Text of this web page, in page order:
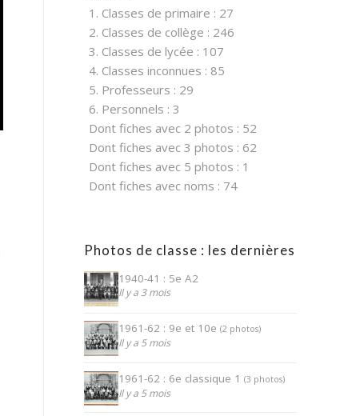
1. Classes de primaire : 27
2. Classes de collège : 246
3. Classes de lycée : 107
4. Classes inconnues : 85
5. Professeurs : 29
6. Personnels : 3
Dont fiches avec 2 photos : 52
Dont fiches avec 3 photos : 62
Dont fiches avec 5 photos : 1
Dont fiches avec noms : 74
Photos de classe : les dernières
1940-41 : 5e A2
Il y a 3 mois
1961-62 : 9e et 10e(2 photos)
Il y a 5 mois
1961-62 : 6e classique 1(3 photos)
Il y a 5 mois